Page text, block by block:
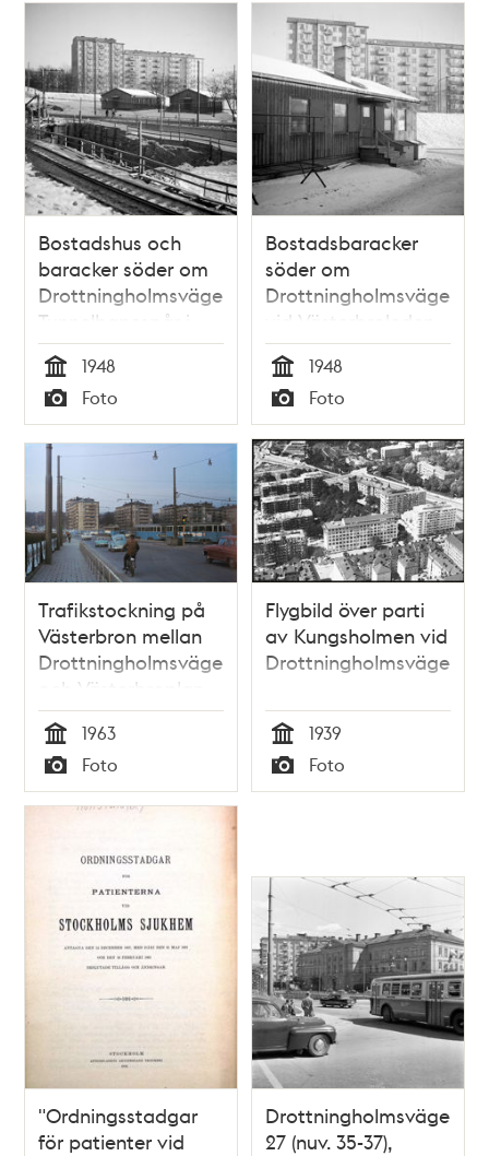
Bostadshus och
baracker söder om
Drottningholmsvägen.
Tunnelbanespår i
förgrunden
Tid
1948
Typ
Foto
Bostadsbaracker
söder om
Drottningholmsvägen
vid Västerbroleden
Tid
1948
Typ
Foto
Trafikstockning på
Västerbron mellan
Drottningholmsvägen
och Västerbroplan.
Genomfartstrafik på
E4
Tid
1963
Typ
Foto
Flygbild över parti
av Kungsholmen vid
Drottningholmsvägen
Tid
1939
Typ
Foto
"Ordningsstadgar
för patienter vid
Drottningholmsvägen
27 (nuv. 35-37),